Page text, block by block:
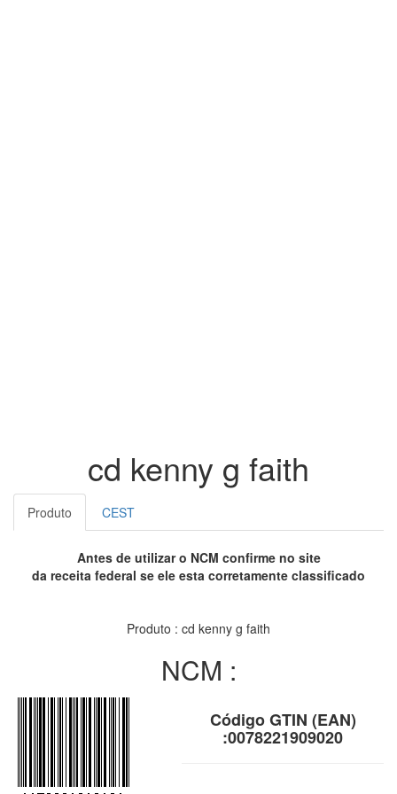
cd kenny g faith
Produto CEST
Antes de utilizar o NCM confirme no site
da receita federal se ele esta corretamente classificado
Produto : cd kenny g faith
NCM :
Código GTIN (EAN)
:0078221909020